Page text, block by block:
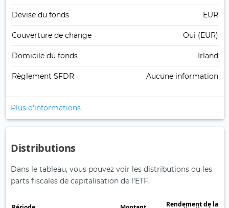
Devise du fonds EUR
Couverture de change Oui (EUR)
Domicile du fonds Irland
Règlement SFDR Aucune information
Plus d'informations
Distributions
Dans le tableau, vous pouvez voir les distributions ou les
parts fiscales de capitalisation de l'ETF.
Rendement de la